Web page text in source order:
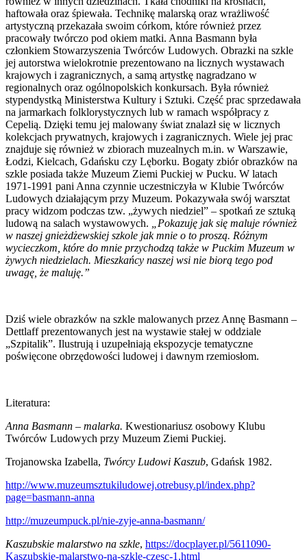
haftowała oraz śpiewała. Technikę malarską oraz wrażliwość
artystyczną przekazała swoim córkom, które również przez
pracowały twórczo pod okiem matki. Anna Basmann była
członkiem Stowarzyszenia Twórców Ludowych. Obrazki na szkle
jej autorstwa wielokrotnie prezentowano na licznych wystawach
krajowych i zagranicznych, a samą artystkę nagradzano w
regionalnych oraz ogólnopolskich konkursach. Była również
stypendystką Ministerstwa Kultury i Sztuki. Część prac sprzedawała
na jarmarkach folklorystycznych lub w ramach współpracy z
Cepelią. Dzięki temu jej malowany świat znalazł się w licznych
kolekcjach prywatnych, krajowych i zagranicznych. Wiele jej prac
znajduje się również w zbiorach muzealnych m.in. w Warszawie,
Łodzi, Kielcach, Gdańsku czy Lęborku. Bogaty zbiór obrazków na
szkle posiada także Muzeum Ziemi Puckiej w Pucku. W latach
1971-1991 pani Anna czynnie uczestniczyła w Klubie Twórców
Ludowych działającym przy Muzeum. Pokazywała swój warsztat
pracy widzom podczas tzw. „żywych niedziel” – spotkań ze sztuką
ludową na salach wystawowych. „Pokazuję jak się maluje również
w naszej gnieżdżewskiej szkole jak mnie o to proszą. Różnym
wycieczkom, które do mnie przychodzą także w Puckim Muzeum w
żywych niedzielach. Mieszkańcy naszej wsi nie biorą tego pod
uwagę, że maluję.”
Dziś wiele obrazków na szkle malowanych przez Annę Basmann –
Dettlaff prezentowanych jest na wystawie stałej w oddziale
„Szpitalik”. Ilustrują i uzupełniają ekspozycje tematyczne
poświęcone obrzędowości ludowej i dawnym rzemiosłom.
Literatura:
Anna Basmann – malarka. Kwestionariusz osobowy Klubu
Twórców Ludowych przy Muzeum Ziemi Puckiej.
Trojanowska Izabella, Twórcy Ludowi Kaszub, Gdańsk 1982.
http://www.muzeumsztukiludowej.otrebusy.pl/index.php?
page=basmann-anna
http://muzeumpuck.pl/nie-zyje-anna-basmann/
Kaszubskie malarstwo na szkle, https://docplayer.pl/5611090-
Kaszubskie-malarstwo-na-szkle-czesc-1.html